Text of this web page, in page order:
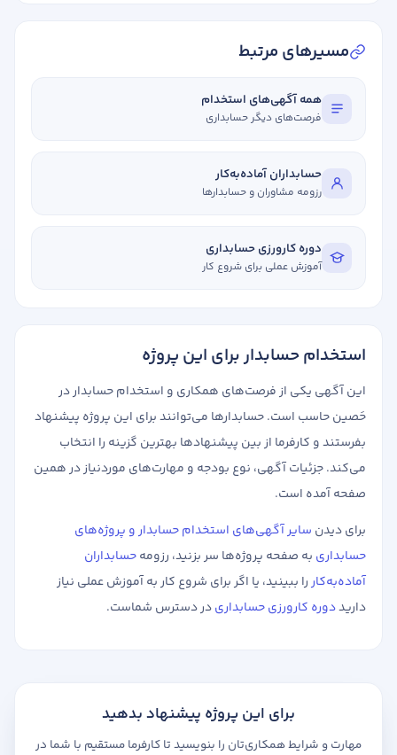
مسیرهای مرتبط
همه آگهی‌های استخدام
فرصت‌های دیگر حسابداری
حسابداران آماده‌به‌کار
رزومه مشاوران و حسابدارها
دوره کارورزی حسابداری
آموزش عملی برای شروع کار
استخدام حسابدار برای این پروژه
این آگهی یکی از فرصت‌های همکاری و استخدام حسابدار در
حَصین حاسب است. حسابدارها می‌توانند برای این پروژه پیشنهاد
بفرستند و کارفرما از بین پیشنهادها بهترین گزینه را انتخاب
می‌کند. جزئیات آگهی، نوع بودجه و مهارت‌های موردنیاز در همین
صفحه آمده است.
برای دیدن سایر آگهی‌های استخدام حسابدار و پروژه‌های
حسابداری به صفحه پروژه‌ها سر بزنید، رزومهحسابداران
آماده‌به‌کاررا ببینید، یا اگر برای شروع کار به آموزش عملی نیاز
داریددوره کارورزی حسابداریدر دسترس شماست.
برای این پروژه پیشنهاد بدهید
مهارت و شرایط همکاری‌تان را بنویسید تا کارفرما مستقیم با شما در